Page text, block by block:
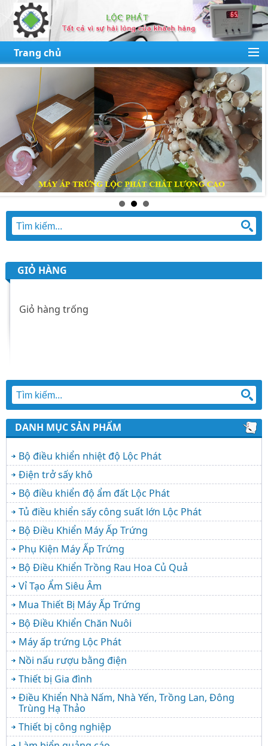
Trang chủ
GIỎ HÀNG
Giỏ hàng trống
DANH MỤC SẢN PHẨM
Bộ điều khiển nhiệt độ Lộc Phát
Điện trở sấy khô
Bộ điều khiển độ ẩm đất Lộc Phát
Tủ điều khiển sấy công suất lớn Lộc Phát
Bộ Điều Khiển Máy Ấp Trứng
Phụ Kiện Máy Ấp Trứng
Bộ Điều Khiển Trồng Rau Hoa Củ Quả
Vỉ Tạo Ẩm Siêu Âm
Mua Thiết Bị Máy Ấp Trứng
Bộ Điều Khiển Chăn Nuôi
Máy ấp trứng Lộc Phát
Nồi nấu rượu bằng điện
Thiết bị Gia đình
Điều Khiển Nhà Nấm, Nhà Yến, Trồng Lan, Đông
Trùng Hạ Thảo
Thiết bị công nghiệp